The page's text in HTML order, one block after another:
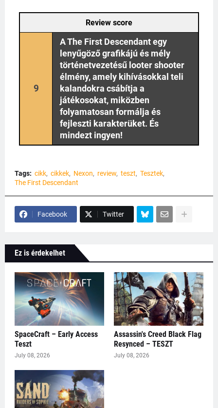
Review score
9
A The First Descendant egy
lenyűgöző grafikájú és mély
történetvezetésű looter shooter
élmény, amely kihívásokkal teli
kalandokra csábítja a
játékosokat, miközben
folyamatosan formálja és
fejleszti karakterüket. És
mindezt ingyen!
Tags: cikk cikkek Nexon review teszt
Tesztek
The First Descendant
Facebook Twitter
Ez is érdekelhet
SpaceCraft – Early Access
Teszt
July 08, 2026
Assassin's Creed Black Flag
Resynced – TESZT
July 08, 2026